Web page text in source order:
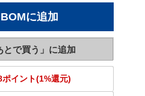
ポイント(1%還元)